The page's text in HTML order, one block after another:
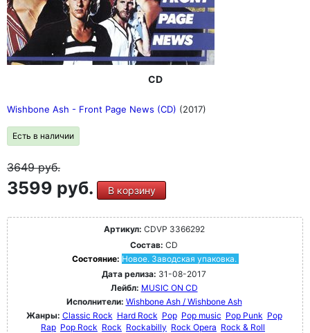
CD
Wishbone Ash - Front Page News (CD) (2017)
Есть в наличии
3649руб.
3599 руб. В корзину
Артикул: CDVP 3366292
Состав: CD
Состояние: Новое. Заводская упаковка.
Дата релиза: 31-08-2017
Лейбл: MUSIC ON CD
Исполнители: Wishbone Ash / Wishbone Ash
Жанры: Classic Rock Hard Rock Pop Pop music Pop Punk Pop
Rap Pop Rock Rock Rockabilly Rock Opera Rock & Roll